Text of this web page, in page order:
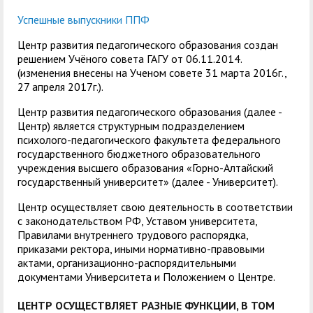
Успешные выпускники ППФ
Центр развития педагогического образования создан
решением Учёного совета ГАГУ от 06.11.2014.
(изменения внесены на Ученом совете 31 марта 2016г.,
27 апреля 2017г.).
Центр развития педагогического образования (далее -
Центр) является структурным подразделением
психолого-педагогического факультета федерального
государственного бюджетного образовательного
учреждения высшего образования «Горно-Алтайский
государственный университет» (далее - Университет).
Центр осуществляет свою деятельность в соответствии
с законодательством РФ, Уставом университета,
Правилами внутреннего трудового распорядка,
приказами ректора, иными нормативно-правовыми
актами, организационно-распорядительными
документами Университета и Положением о Центре.
ЦЕНТР ОСУЩЕСТВЛЯЕТ РАЗНЫЕ ФУНКЦИИ, В ТОМ